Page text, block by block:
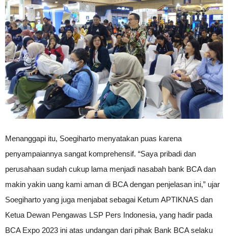
Menanggapi itu, Soegiharto menyatakan puas karena
penyampaiannya sangat komprehensif. “Saya pribadi dan
perusahaan sudah cukup lama menjadi nasabah bank BCA dan
makin yakin uang kami aman di BCA dengan penjelasan ini,” ujar
Soegiharto yang juga menjabat sebagai Ketum APTIKNAS dan
Ketua Dewan Pengawas LSP Pers Indonesia, yang hadir pada
BCA Expo 2023 ini atas undangan dari pihak Bank BCA selaku